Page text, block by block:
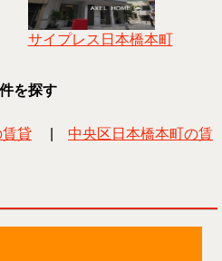
サイプレス日本橋本町
を探す
貸
中央区日本橋本町の賃